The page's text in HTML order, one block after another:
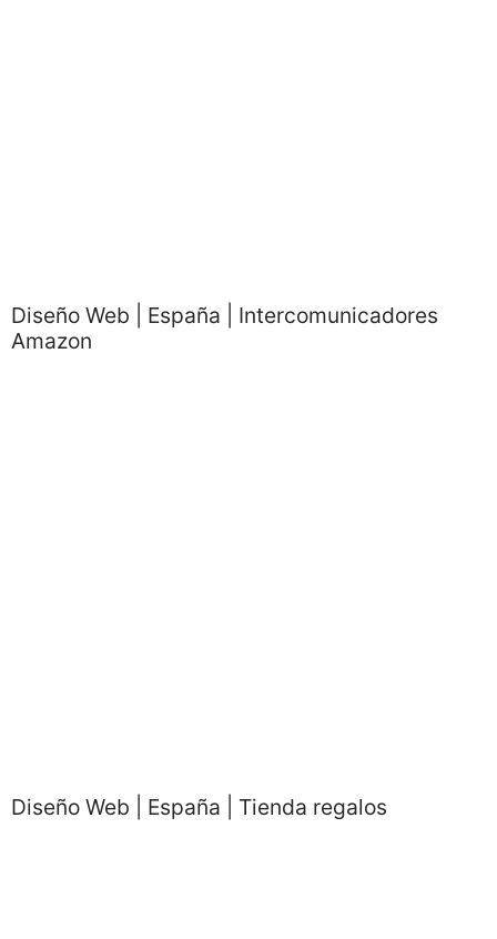
Diseño Web | España | Intercomunicadores
Amazon
Diseño Web | España | Tienda regalos